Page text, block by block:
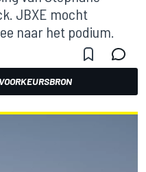
JBXE mocht
naar het podium.